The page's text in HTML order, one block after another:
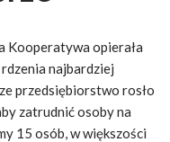
Kooperatywa opierała
najbardziej
przedsiębiorstwo rosło
zatrudnić osoby na
15 osób, w większości